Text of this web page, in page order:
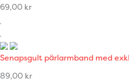
69,00 kr
Senapsgult pärlarmband med
89,00 kr